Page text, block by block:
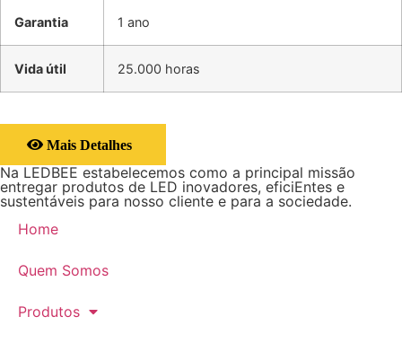
Garantia 1 ano
Vida útil 25.000 horas
Mais Detalhes
Na LEDBEE estabelecemos como a principal missão
entregar produtos de LED inovadores, eficiEntes e
sustentáveis para nosso cliente e para a sociedade.
Home
Quem Somos
Produtos